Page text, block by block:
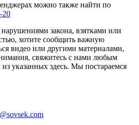
можно также найти по
20
закона, взятками или
хотите сообщить важную
видео или другими материалами,
свяжитесь с нами любым
указанных здесь. Мы постараемся